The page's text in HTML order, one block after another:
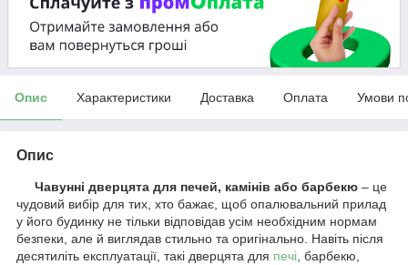
Опис Характеристики Доставка Оплата Умови
Опис
Чавунні дверцята для печей, камінів або барбекю – це
чудовий вибір для тих, хто бажає, щоб опалювальний прилад
у його будинку не тільки відповідав усім необхідним нормам
безпеки, але й виглядав стильно та оригінально. Навіть після
десятиліть експлуатації, такі дверцята для печі, барбекю,